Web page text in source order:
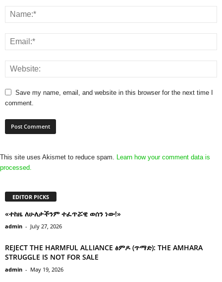
Save my name, email, and website in this browser for the next time I
comment.
This site uses Akismet to reduce spam. Learn how your comment data is
processed.
EDITOR PICKS
«ተከዜ ለሁለታችንም ተፈጥሯዊ ወሰን ነው!»
admin - July 27, 2026
REJECT THE HARMFUL ALLIANCE ፅምዶ (ጥማድ): THE AMHARA
STRUGGLE IS NOT FOR SALE
admin - May 19, 2026